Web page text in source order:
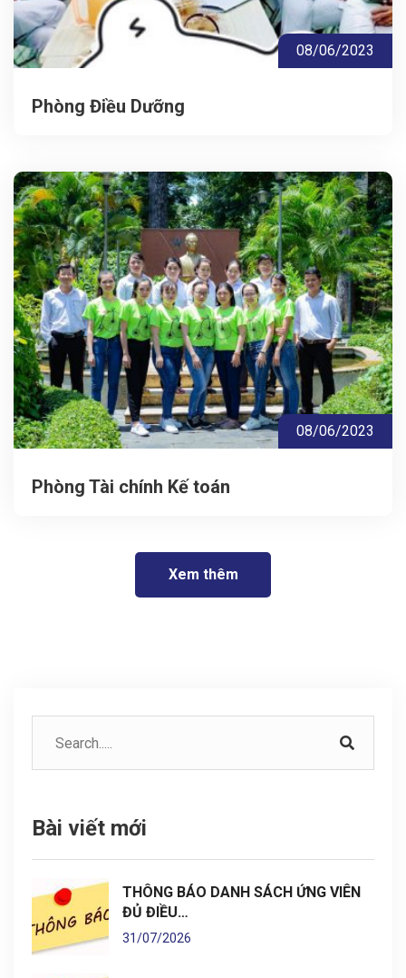
08/06/2023
Phòng Điều Dưỡng
08/06/2023
Phòng Tài chính Kế toán
Xem thêm
Bài viết mới
THÔNG BÁO DANH SÁCH ỨNG VIÊN
ĐỦ ĐIỀU…
31/07/2026